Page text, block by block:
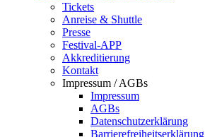
Tickets
Anreise & Shuttle
Presse
Festival-APP
Akkreditierung
Kontakt
Impressum / AGBs
Impressum
AGBs
Datenschutzerklärung
Barrierefreiheitserklärung